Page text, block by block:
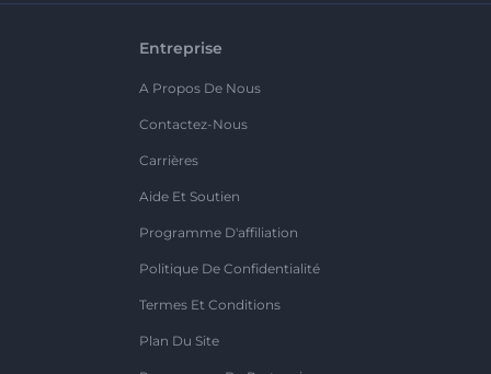
Entreprise
A Propos De Nous
Contactez-Nous
Carrières
Aide Et Soutien
Programme D'affiliation
Politique De Confidentialité
Termes Et Conditions
Plan Du Site